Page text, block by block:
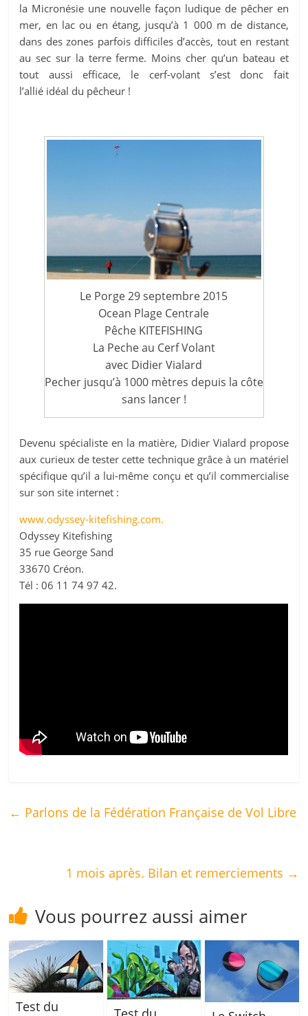
la Micronésie une nouvelle façon ludique de pêcher en
mer, en lac ou en étang, jusqu’à 1 000 m de distance,
dans des zones parfois difficiles d’accès, tout en restant
au sec sur la terre ferme. Moins cher qu’un bateau et
tout aussi efficace, le cerf-volant s’est donc fait
l’allié idéal du pêcheur !
Le Porge 29 septembre 2015
Ocean Plage Centrale
Pêche KITEFISHING
La Peche au Cerf Volant
avec Didier Vialard
Pecher jusqu’à 1000 mètres depuis la côte
sans lancer !
Devenu spécialiste en la matière, Didier Vialard propose
aux curieux de tester cette technique grâce à un matériel
spécifique qu’il a lui-même conçu et qu’il commercialise
sur son site internet :
www.odyssey-kitefishing.com.
Odyssey Kitefishing
35 rue George Sand
33670 Créon.
Tél : 06 11 74 97 42.
← Parlons de la Fédération Française de Vol Libre
1 mois après. Bilan et remerciements →
Vous pourrez aussi aimer
Test du